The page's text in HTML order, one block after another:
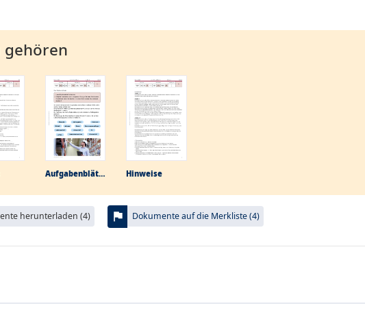
gehören
Aufgabenblätter Hinweise
herunterladen (4) flag Dokumente auf die Merkliste (4)